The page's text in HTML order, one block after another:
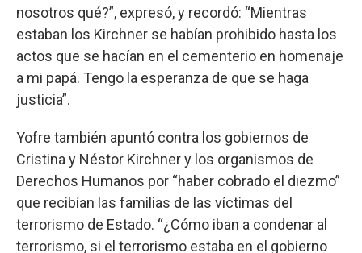
nosotros qué?”, expresó, y recordó: “Mientras
estaban los Kirchner se habían prohibido hasta los
actos que se hacían en el cementerio en homenaje
a mi papá. Tengo la esperanza de que se haga
justicia”.
Yofre también apuntó contra los gobiernos de
Cristina y Néstor Kirchner y los organismos de
Derechos Humanos por “haber cobrado el diezmo”
que recibían las familias de las víctimas del
terrorismo de Estado. “¿Cómo iban a condenar al
terrorismo, si el terrorismo estaba en el gobierno